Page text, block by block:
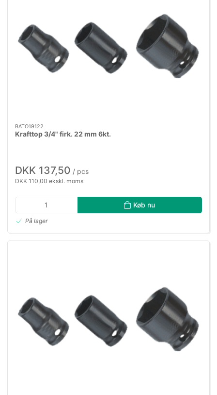
BATO19122
Krafttop 3/4" firk. 22 mm 6kt.
DKK 137,50 / pcs
DKK 110,00 ekskl. moms
Køb nu
På lager